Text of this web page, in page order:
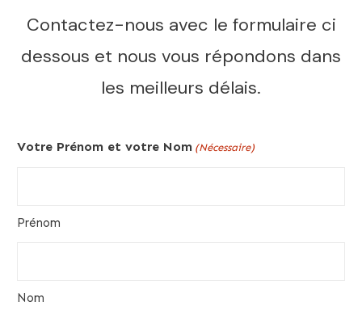
Contactez-nous avec le formulaire ci
dessous et nous vous répondons dans
les meilleurs délais.
Votre Prénom et votre Nom (Nécessaire)
Prénom
Nom